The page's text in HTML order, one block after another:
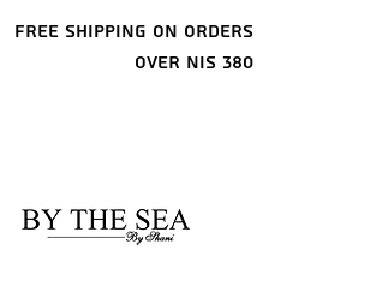
Free shipping on orders
over NIS 380